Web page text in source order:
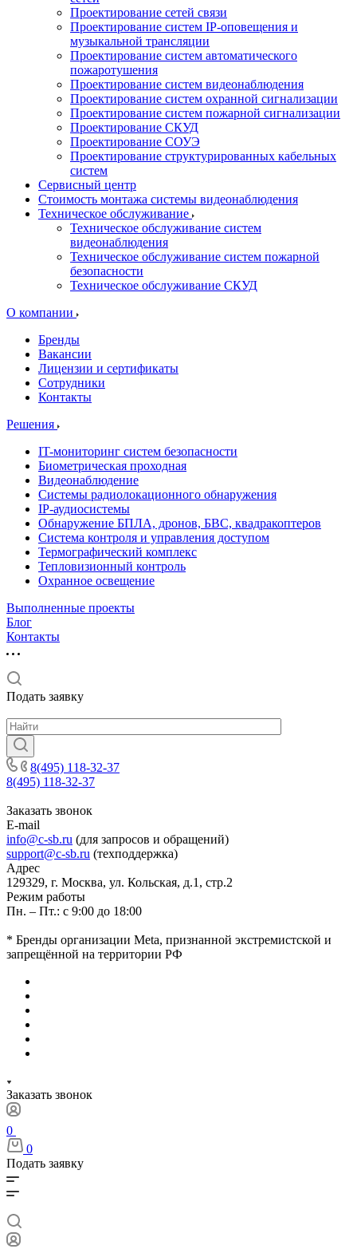
Проектирование сетей связи
Проектирование систем IP-оповещения и
музыкальной трансляции
Проектирование систем автоматического
пожаротушения
Проектирование систем видеонаблюдения
Проектирование систем охранной сигнализации
Проектирование систем пожарной сигнализации
Проектирование СКУД
Проектирование СОУЭ
Проектирование структурированных кабельных
систем
Сервисный центр
Стоимость монтажа системы видеонаблюдения
Техническое обслуживание
Техническое обслуживание систем
видеонаблюдения
Техническое обслуживание систем пожарной
безопасности
Техническое обслуживание СКУД
О компании
Бренды
Вакансии
Лицензии и сертификаты
Сотрудники
Контакты
Решения
IT-мониторинг систем безопасности
Биометрическая проходная
Видеонаблюдение
Системы радиолокационного обнаружения
IP-аудиосистемы
Обнаружение БПЛА, дронов, БВС, квадракоптеров
Система контроля и управления доступом
Термографический комплекс
Тепловизионный контроль
Охранное освещение
Выполненные проекты
Блог
Контакты
Подать заявку
8(495) 118-32-37
8(495) 118-32-37
Заказать звонок
E-mail
info@c-sb.ru (для запросов и обращений)
support@c-sb.ru (техподдержка)
Адрес
129329, г. Москва, ул. Кольская, д.1, стр.2
Режим работы
Пн. – Пт.: с 9:00 до 18:00
* Бренды организации Meta, признанной экстремистской и
запрещённой на территории РФ
Заказать звонок
0
0
Подать заявку